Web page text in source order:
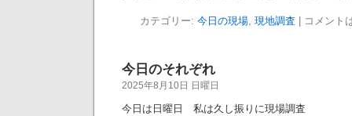
カテゴリー: 今日の現場, 現地調査 コメント
今日のそれぞれ
2025年8月10日 日曜日
今日は日曜日 私は久し振りに現場調査